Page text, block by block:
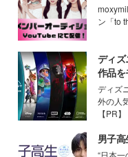
ン「to
ディ
作品を
ディズ
外の人
【PR】
男子
“日本